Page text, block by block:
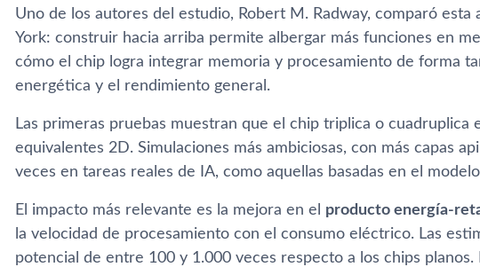
Uno de los autores del estudio, Robert M. Radway, comparó
York: construir hacia arriba permite albergar más funciones en
cómo el chip logra integrar memoria y procesamiento de forma
energética y el rendimiento general.
Las primeras pruebas muestran que el chip triplica o cuadruplica
equivalentes 2D. Simulaciones más ambiciosas, con más capas
veces en tareas reales de IA, como aquellas basadas en el
El impacto más relevante es la mejora en el producto energía-
la velocidad de procesamiento con el consumo eléctrico. Las
potencial de entre 100 y 1.000 veces respecto a los chips planos.